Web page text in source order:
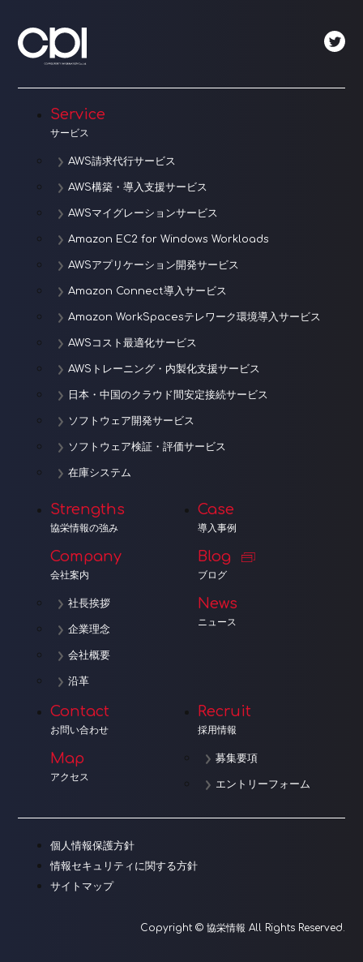
ゲ
シ
ン
Service
サービス
AWS請求代行サービス
AWS構築・導入支援サービス
AWSマイグレーションサービス
Amazon EC2 for Windows Workloads
AWSアプリケーション開発サービス
Amazon Connect導入サービス
Amazon WorkSpacesテレワーク環境導入サービス
AWSコスト最適化サービス
AWSトレーニング・内製化支援サービス
日本・中国のクラウド間安定接続サービス
ソフトウェア開発サービス
ソフトウェア検証・評価サービス
在庫システム
Strengths
協栄情報の強み
Company
会社案内
社長挨拶
企業理念
会社概要
沿革
Case
導入事例
Blog
ブログ
News
ニュース
Contact
お問い合わせ
Map
アクセス
Recruit
採用情報
募集要項
エントリーフォーム
個人情報保護方針
情報セキュリティに関する方針
サイトマップ
Copyright © 協栄情報 All Rights Reserved.